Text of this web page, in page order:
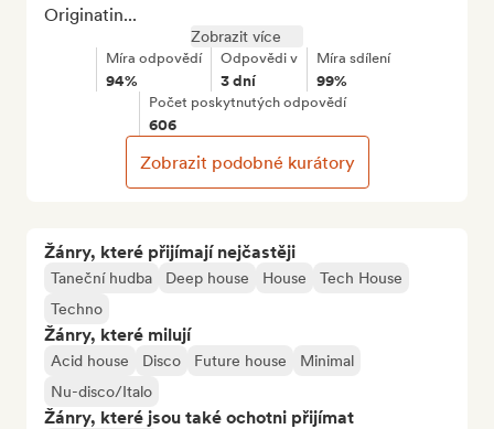
Žánry, které přijímají nejčastěji
Taneční hudba Deep house House
Tech House
Techno
Žánry, které milují
Acid house Disco Future house
Minimal
Nu-disco/Italo
Žánry, které jsou také ochotni přijímat
Originatin...
Zobrazit více
Míra odpovědí
94%
Odpovědi v
3 dní
Míra sdílení
99%
Počet poskytnutých odpovědí
606
Zobrazit podobné kurátory